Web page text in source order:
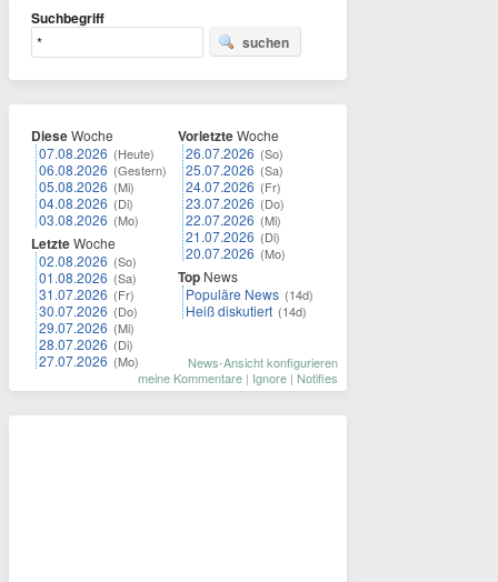
Suchbegriff
suchen
DieseWoche
07.08.2026 (Heute)
06.08.2026 (Gestern)
05.08.2026 (Mi)
04.08.2026 (Di)
03.08.2026 (Mo)
LetzteWoche
02.08.2026 (So)
01.08.2026 (Sa)
31.07.2026 (Fr)
30.07.2026 (Do)
29.07.2026 (Mi)
28.07.2026 (Di)
27.07.2026 (Mo)
VorletzteWoche
26.07.2026 (So)
25.07.2026 (Sa)
24.07.2026 (Fr)
23.07.2026 (Do)
22.07.2026 (Mi)
21.07.2026 (Di)
20.07.2026 (Mo)
Top News
Populäre News (14d)
Heiß diskutiert (14d)
News-Ansicht konfigurieren
meine Kommentare | Ignore | Notifies